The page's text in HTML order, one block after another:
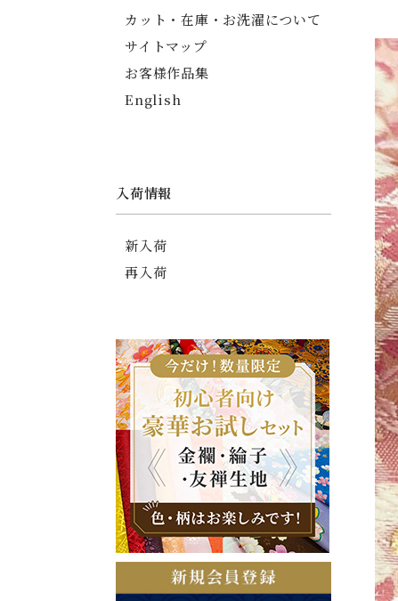
印傳調ポーチ
印傳調カードケース
信玄袋
カット・在庫・お洗濯について
サイトマップ
お客様作品集
English
入荷情報
新入荷
再入荷